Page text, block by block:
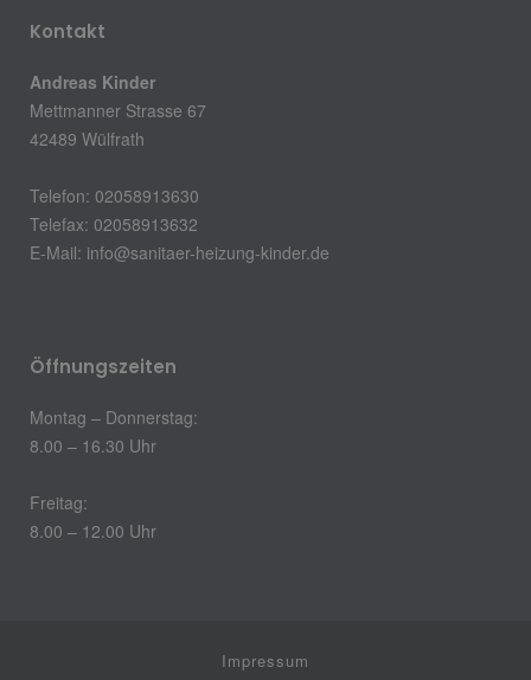
Kontakt
Andreas Kinder
Mettmanner Strasse 67
42489 Wülfrath
Telefon: 02058913630
Telefax: 02058913632
E-Mail: info@sanitaer-heizung-kinder.de
Öffnungszeiten
Montag – Donnerstag:
8.00 – 16.30 Uhr
Freitag:
8.00 – 12.00 Uhr
Impressum